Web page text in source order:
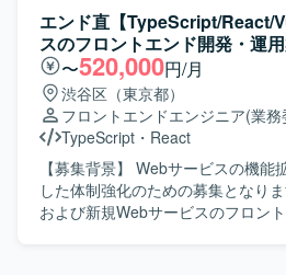
験をさらに深めることができます。 【開発環境】 Vue.js /
AWS / GitHub Copilot / Scrum（ア
/ TypeScript）を中心に、バックエ
た機能開発を実施します。 ・サー
討を行い、要件の明確化から設計・
して対応します。 ・インシデント
因調査および改善策の検討・実施
ェントを前提とした開発フローの
ムへの浸透を図ります。 ・PO・エ
開発チームと協働し、週次で成果
推進します。 ・所属チーム担当領
携や技術的リードを担います。 【求める人物像】 SaaSプ
エンド直【TypeScript/React/
スのフロントエンド開発・運
〜520,000円/月
渋谷区（東京都）
フロントエンドエンジニア(業
TypeScript ・ React
【募集背景】 Webサービスの機能
した体制強化のための募集となります。 【作業内容
および新規Webサービスのフロン